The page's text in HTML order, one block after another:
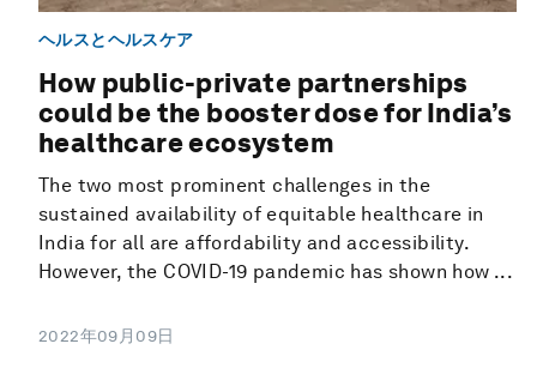
ヘルスとヘルスケア
How public-private partnerships
could be the booster dose for India’s
healthcare ecosystem
The two most prominent challenges in the
sustained availability of equitable healthcare in
India for all are affordability and accessibility.
However, the COVID-19 pandemic has shown how ...
2022年09月09日